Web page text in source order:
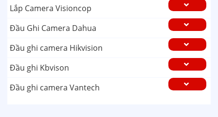
Lắp Camera Visioncop
Đầu Ghi Camera Dahua
Đầu ghi camera Hikvision
Đầu ghi Kbvison
Đầu ghi camera Vantech